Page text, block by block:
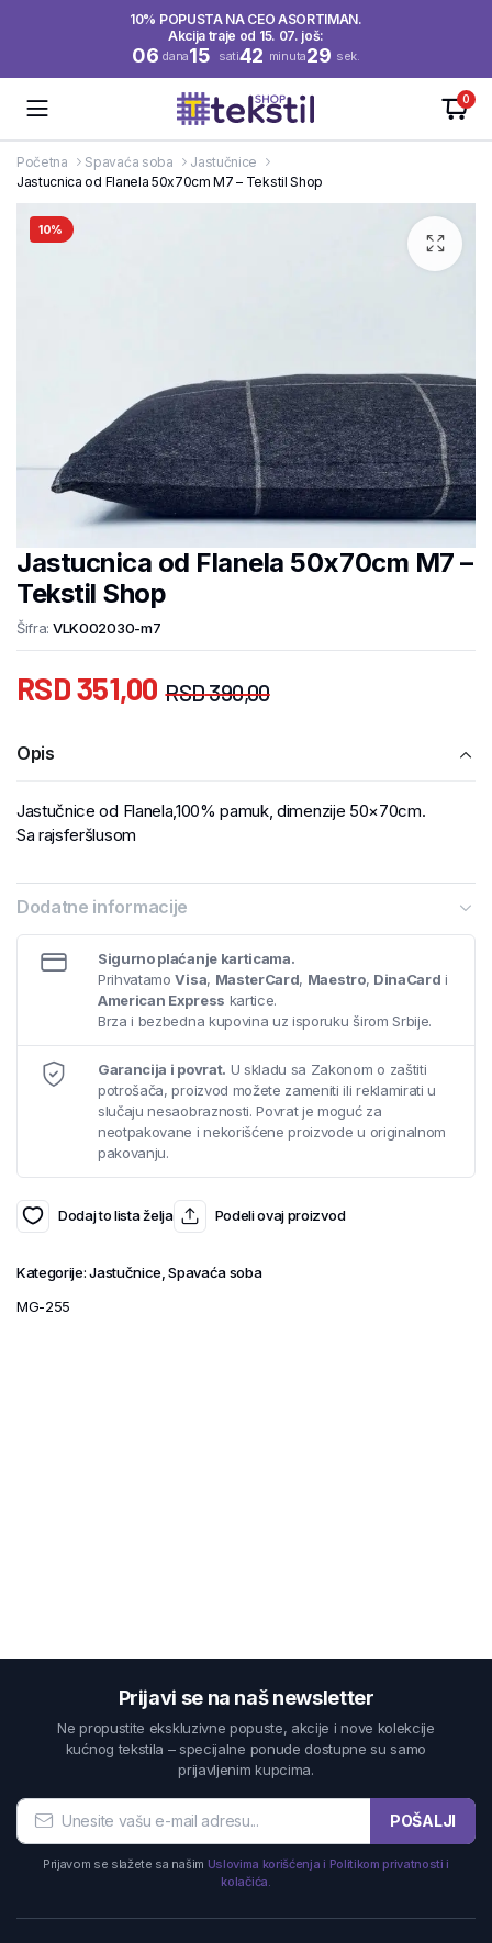
10% POPUSTA NA CEO ASORTIMAN.
Akcija traje od 15. 07. još:
06 dana15 sati42 minuta29 sek.
0
Početna Spavaća soba
Jastučnice
Jastucnica od Flanela 50x70cm M7 – Tekstil Shop
10%
Jastucnica od Flanela 50x70cm M7 –
Tekstil Shop
Šifra: VLK002030-m7
RSD390,00
RSD351,00
Opis
Jastučnice od Flanela,100% pamuk, dimenzije 50×70cm.
Sa rajsferšlusom
Dodatne informacije
Sigurno plaćanje karticama.
PrihvatamoVisa, MasterCard, Maestro, DinaCard i
American Express kartice.
Brza i bezbedna kupovina uz isporuku širom Srbije.
Garancija i povrat. U skladu sa Zakonom o zaštiti
potrošača, proizvod možete zameniti ili reklamirati u
slučaju nesaobraznosti. Povrat je moguć za
neotpakovane i nekorišćene proizvode u originalnom
pakovanju.
Dodaj to lista želja Podeli ovaj proizvod
Kategorije:Jastučnice ,Spavaća soba
MG-255
Prijavi se na naš newsletter
Ne propustite ekskluzivne popuste, akcije i nove kolekcije
kućnog tekstila – specijalne ponude dostupne su samo
prijavljenim kupcima.
POŠALJI
Prijavom se slažete sa našim Uslovima korišćenja i Politikom privatnosti i
kolačića.